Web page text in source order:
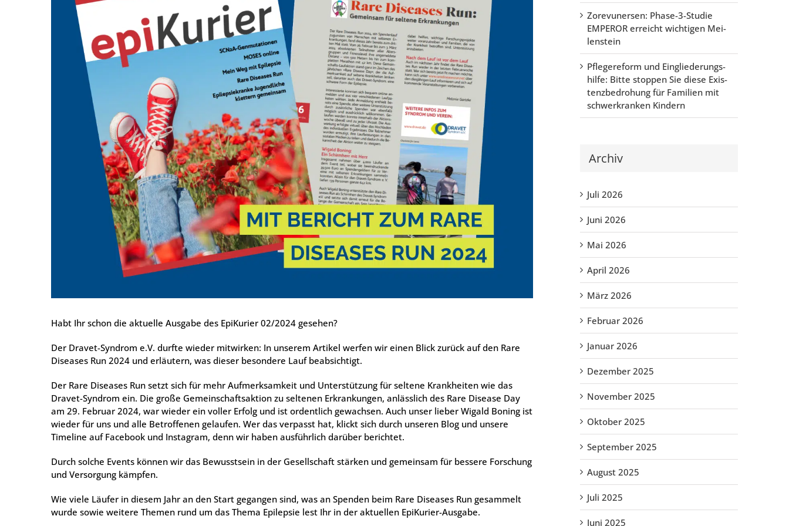
Habt Ihr schon die aktu­el­le Aus­ga­be des Epi­Ku­rier 02/2024 gese­hen?
Der Dra­vet-Syn­drom e.V. durf­te wie­der mit­wir­ken: In unse­rem Arti­kel wer­fen wir einen Blick zurück auf den Rare
Dise­a­ses Run 2024 und erläu­tern, was die­ser beson­de­re Lauf beab­sich­tigt.
Der Rare Dise­a­ses Run setzt sich für mehr Auf­merk­sam­keit und Unter­stüt­zung für sel­te­ne Krank­hei­ten wie das
Dra­vet-Syn­drom ein. Die gro­ße Gemein­schafts­ak­ti­on zu sel­te­nen Erkran­kun­gen, anläss­lich des Rare Dise­a­se Day
am 29. Febru­ar 2024, war wie­der ein vol­ler Erfolg und ist ordent­lich gewach­sen. Auch unser lie­ber Wigald Boning ist
wie­der für uns und alle Betrof­fe­nen gelau­fen. Wer das ver­passt hat, klickt sich durch unse­ren Blog und unse­re
Time­line auf Face­book und Insta­gram, denn wir haben aus­führ­lich dar­über berich­tet.
Durch sol­che Events kön­nen wir das Bewusst­sein in der Gesell­schaft stär­ken und gemein­sam für bes­se­re For­schung
und Ver­sor­gung kämp­fen.
Wie vie­le Läu­fer in die­sem Jahr an den Start gegan­gen sind, was an Spen­den beim Rare Dise­a­ses Run gesam­melt
wur­de sowie wei­te­re The­men rund um das The­ma Epi­lep­sie lest Ihr in der aktu­el­len Epi­Ku­rier-Aus­ga­be.
Zore­vu­n­er­sen: Pha­se-3-Stu­die
EMPER­OR erreicht wich­ti­gen Mei­
len­stein
Pfle­ge­re­form und Ein­glie­de­rungs­
hil­fe: Bit­te stop­pen Sie die­se Exis­
tenz­be­dro­hung für Fami­li­en mit
schwer­kran­ken Kin­dern
Archiv
Juli 2026
Juni 2026
Mai 2026
April 2026
März 2026
Februar 2026
Januar 2026
Dezember 2025
November 2025
Oktober 2025
September 2025
August 2025
Juli 2025
Juni 2025